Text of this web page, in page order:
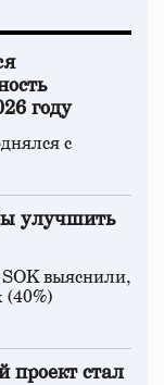
году
с
улучшить
выяснили,
проект стал